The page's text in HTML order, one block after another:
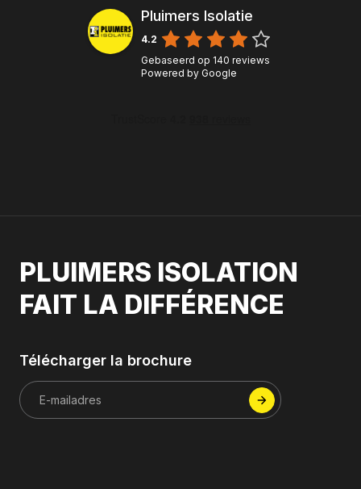
Pluimers Isolatie
4.2
Gebaseerd op 140 reviews
Powered by Google
PLUIMERS ISOLATION
FAIT LA DIFFÉRENCE
Télécharger la brochure